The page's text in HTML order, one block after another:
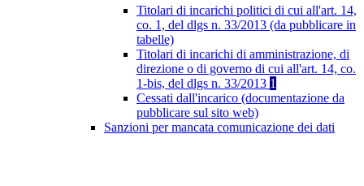
Titolari di incarichi politici di cui all'art. 14,
co. 1, del dlgs n. 33/2013 (da pubblicare in
tabelle)
Titolari di incarichi di amministrazione, di
direzione o di governo di cui all'art. 14, co.
1-bis, del dlgs n. 33/2013 1
Cessati dall'incarico (documentazione da
pubblicare sul sito web)
Sanzioni per mancata comunicazione dei dati